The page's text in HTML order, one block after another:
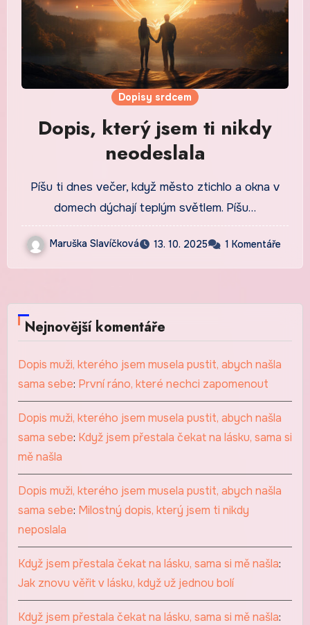
Dopisy srdcem
Dopis, který jsem ti nikdy
neodeslala
Píšu ti dnes večer, když město ztichlo a okna v
domech dýchají teplým světlem. Píšu…
Maruška Slavíčková 13. 10. 2025 1 Komentáře
Nejnovější komentáře
Dopis muži, kterého jsem musela pustit, abych našla
sama sebe: První ráno, které nechci zapomenout
Dopis muži, kterého jsem musela pustit, abych našla
sama sebe: Když jsem přestala čekat na lásku, sama si
mě našla
Dopis muži, kterého jsem musela pustit, abych našla
sama sebe: Milostný dopis, který jsem ti nikdy
neposlala
Když jsem přestala čekat na lásku, sama si mě našla:
Jak znovu věřit v lásku, když už jednou bolí
Když jsem přestala čekat na lásku, sama si mě našla: